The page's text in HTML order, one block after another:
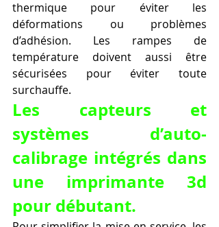
thermique pour éviter les
déformations ou problèmes
d’adhésion. Les rampes de
température doivent aussi être
sécurisées pour éviter toute
surchauffe.
Les capteurs et
systèmes d’auto-
calibrage intégrés dans
une imprimante 3d
pour débutant.